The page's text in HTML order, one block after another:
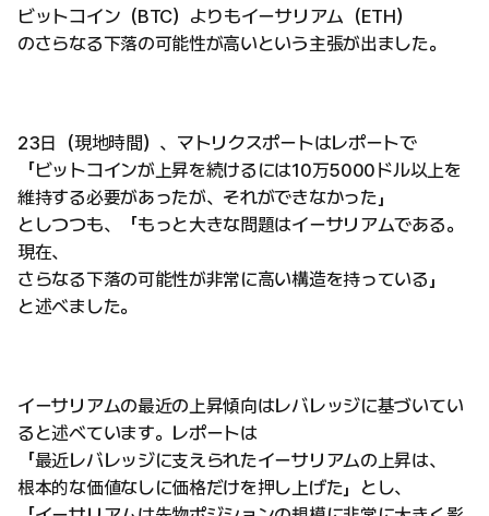
ビットコイン（BTC）よりもイーサリアム（ETH）
のさらなる下落の可能性が高いという主張が出ました。
23日（現地時間）、マトリクスポートはレポートで
「ビットコインが上昇を続けるには10万5000ドル以上を
維持する必要があったが、それができなかった」
としつつも、「もっと大きな問題はイーサリアムである。
現在、
さらなる下落の可能性が非常に高い構造を持っている」
と述べました。
イーサリアムの最近の上昇傾向はレバレッジに基づいてい
ると述べています。レポートは
「最近レバレッジに支えられたイーサリアムの上昇は、
根本的な価値なしに価格だけを押し上げた」とし、